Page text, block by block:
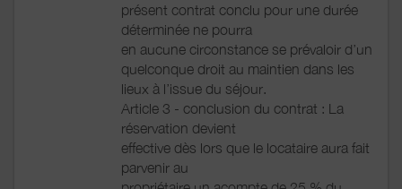
présent contrat conclu pour une durée
déterminée ne pourra
en aucune circonstance se prévaloir d’un
quelconque droit au maintien dans les
lieux à l’issue du séjour.
Article 3 - conclusion du contrat : La
réservation devient
effective dès lors que le locataire aura fait
parvenir au